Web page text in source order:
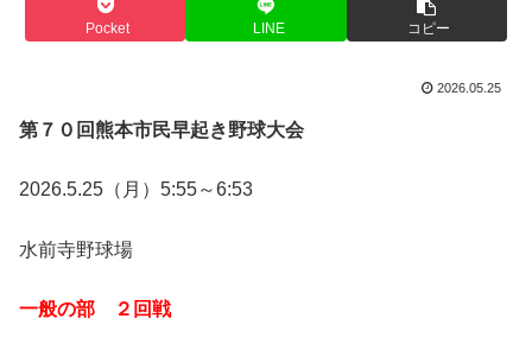
Pocket LINE コピー
2026.05.25
第７０回熊本市民早起き野球大会
2026.5.25（月）5:55～6:53
水前寺野球場
一般の部 ２回戦